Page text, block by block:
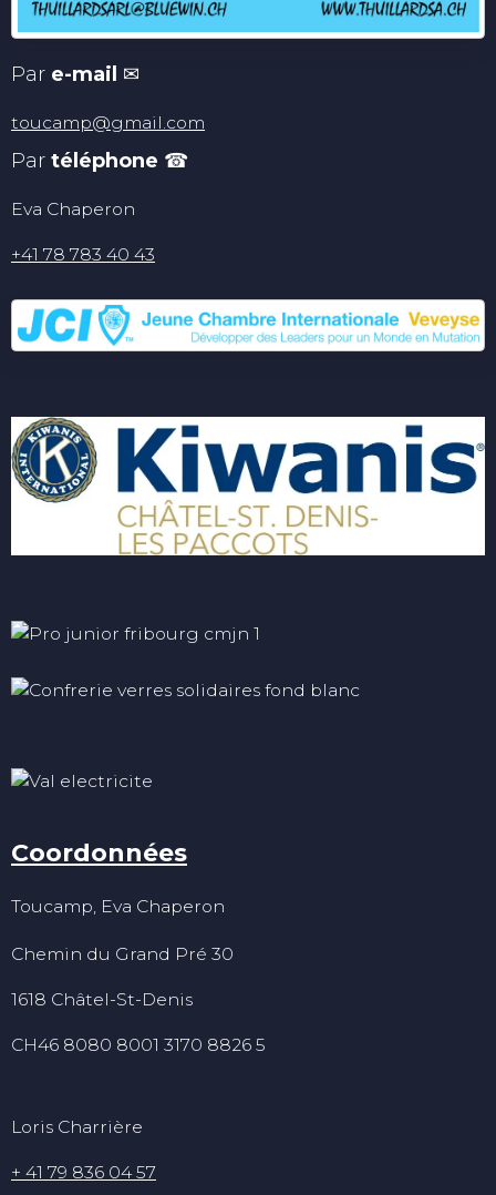
Par e-mail ✉
toucamp@gmail.com
Par téléphone ☎
Eva Chaperon
+41 78 783 40 43
Coordonnées
Toucamp, Eva Chaperon
Chemin du Grand Pré 30
1618 Châtel-St-Denis
CH46 8080 8001 3170 8826 5
Loris Charrière
+ 41 79 836 04 57